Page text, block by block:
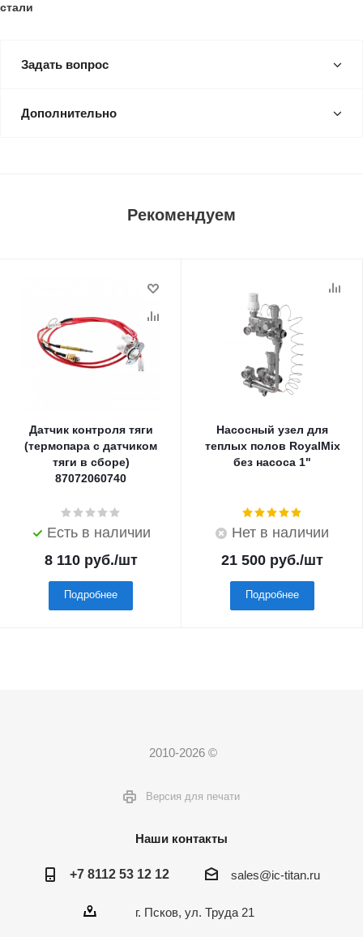
стали
Задать вопрос
Дополнительно
Рекомендуем
Датчик контроля тяги
(термопара с датчиком
тяги в сборе)
87072060740
Есть в наличии
8 110руб./шт
Подробнее
Насосный узел для
теплых полов RoyalMix
без насоса 1"
Нет в наличии
21 500 руб./шт
Подробнее
2010-2026 ©
Версия для печати
Наши контакты
+7 8112 53 12 12 sales@ic-titan.ru
г. Псков, ул. Труда 21